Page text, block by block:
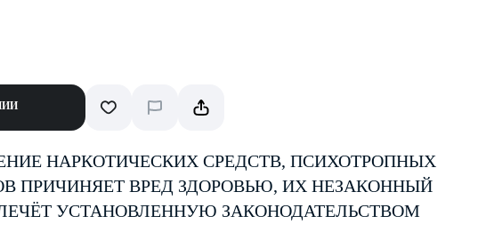
НАРКОТИЧЕСКИХ СРЕДСТВ, ПСИХОТРОПНЫХ
ПРИЧИНЯЕТ ВРЕД ЗДОРОВЬЮ, ИХ НЕЗАКОННЫЙ
УСТАНОВЛЕННУЮ ЗАКОНОДАТЕЛЬСТВОМ